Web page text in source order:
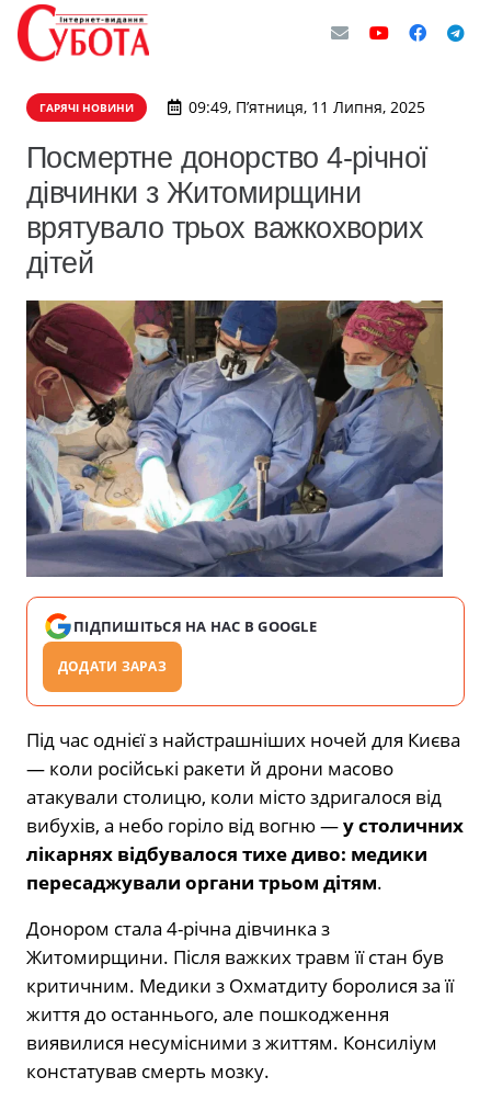
ГАРЯЧІ НОВИНИ 09:49, П’ятниця, 11 Липня, 2025
Посмертне донорство 4-річної
дівчинки з Житомирщини
врятувало трьох важкохворих
дітей
ПІДПИШІТЬСЯ НА НАС В GOOGLE
ДОДАТИ ЗАРАЗ
Під час однієї з найстрашніших ночей для Києва
— коли російські ракети й дрони масово
атакували столицю, коли місто здригалося від
вибухів, а небо горіло від вогню —у столичних
лікарнях відбувалося тихе диво: медики
пересаджували органи трьом дітям.
Донором стала 4-річна дівчинка з
Житомирщини. Після важких травм її стан був
критичним. Медики з Охматдиту боролися за її
життя до останнього, але пошкодження
виявилися несумісними з життям. Консиліум
констатував смерть мозку.